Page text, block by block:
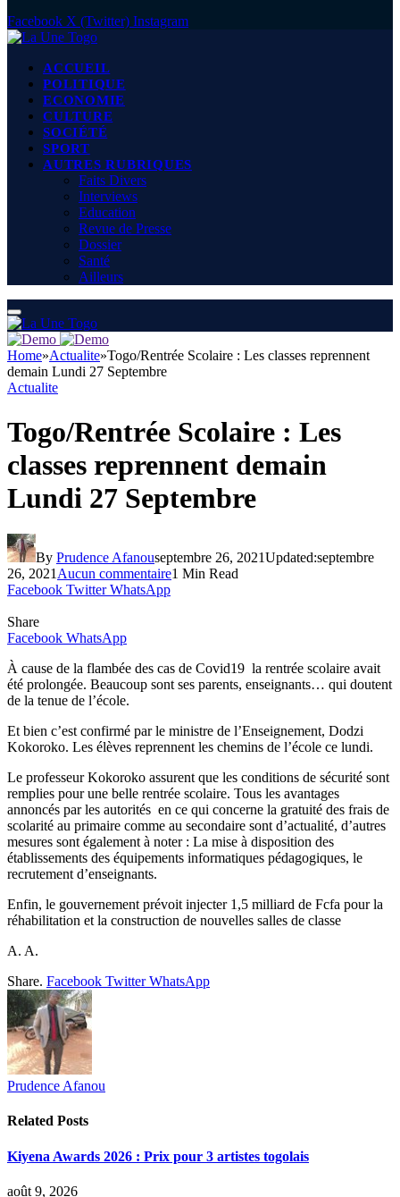
Facebook X (Twitter) Instagram
ACCUEIL
POLITIQUE
ECONOMIE
CULTURE
SOCIÉTÉ
SPORT
AUTRES RUBRIQUES
Faits Divers
Interviews
Education
Revue de Presse
Dossier
Santé
Ailleurs
Home»Actualite»Togo/Rentrée Scolaire : Les classes reprennent
demain Lundi 27 Septembre
Actualite
Togo/Rentrée Scolaire : Les
classes reprennent demain
Lundi 27 Septembre
By Prudence Afanouseptembre 26, 2021Updated:septembre
26, 2021 Aucun commentaire1 Min Read
Facebook Twitter WhatsApp
Share
Facebook WhatsApp
À cause de la flambée des cas de Covid19 la rentrée scolaire avait
été prolongée. Beaucoup sont ses parents, enseignants… qui doutent
de la tenue de l’école.
Et bien c’est confirmé par le ministre de l’Enseignement, Dodzi
Kokoroko. Les élèves reprennent les chemins de l’école ce lundi.
Le professeur Kokoroko assurent que les conditions de sécurité sont
remplies pour une belle rentrée scolaire. Tous les avantages
annoncés par les autorités en ce qui concerne la gratuité des frais de
scolarité au primaire comme au secondaire sont d’actualité, d’autres
mesures sont également à noter : La mise à disposition des
établissements des équipements informatiques pédagogiques, le
recrutement d’enseignants.
Enfin, le gouvernement prévoit injecter 1,5 milliard de Fcfa pour la
réhabilitation et la construction de nouvelles salles de classe
A. A.
Share. Facebook Twitter WhatsApp
Prudence Afanou
Related Posts
Kiyena Awards 2026 : Prix pour 3 artistes togolais
août 9, 2026